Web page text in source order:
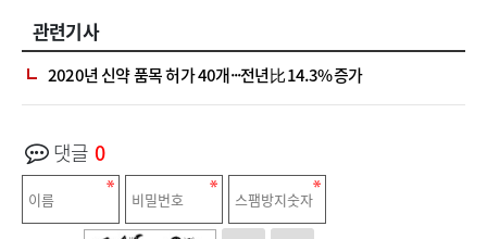
관련기사
2020년 신약 품목 허가 40개···전년比 14.3% 증가
댓글 0